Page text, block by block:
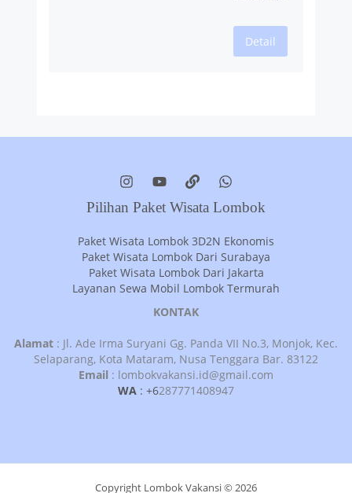
Detail
Pilihan Paket Wisata Lombok
Paket Wisata Lombok 3D2N Ekonomis
Paket Wisata Lombok Dari Surabaya
Paket Wisata Lombok Dari Jakarta
Layanan Sewa Mobil Lombok Termurah
KONTAK
Alamat : Jl. Ade Irma Suryani Gg. Panda VII No.3, Monjok, Kec.
Selaparang, Kota Mataram, Nusa Tenggara Bar. 83122
Email : lombokvakansi.id@gmail.com
WA : +6287771408947
Copyright Lombok Vakansi © 2026